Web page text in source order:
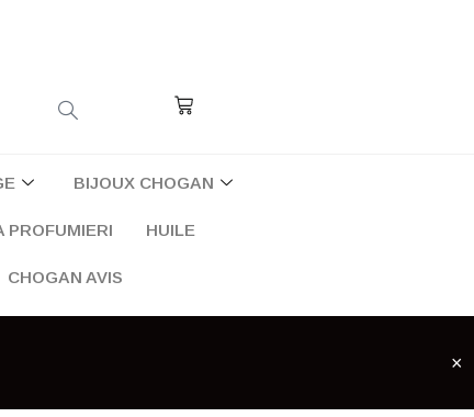
Cart
BIJOUX CHOGAN
PROFUMIERI HUILE
CHOGAN AVIS
×